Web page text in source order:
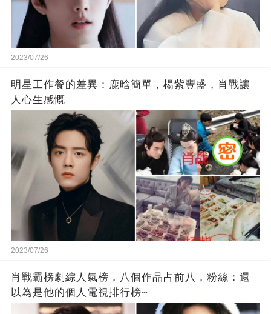
2023/07/26
明星工作餐的差異：鹿晗簡單，楊紫豐盛，肖戰讓
人心生感慨
2023/07/26
肖戰霸榜劇綜人氣榜，八個作品占前八，粉絲：還
以為是他的個人電視排行榜~